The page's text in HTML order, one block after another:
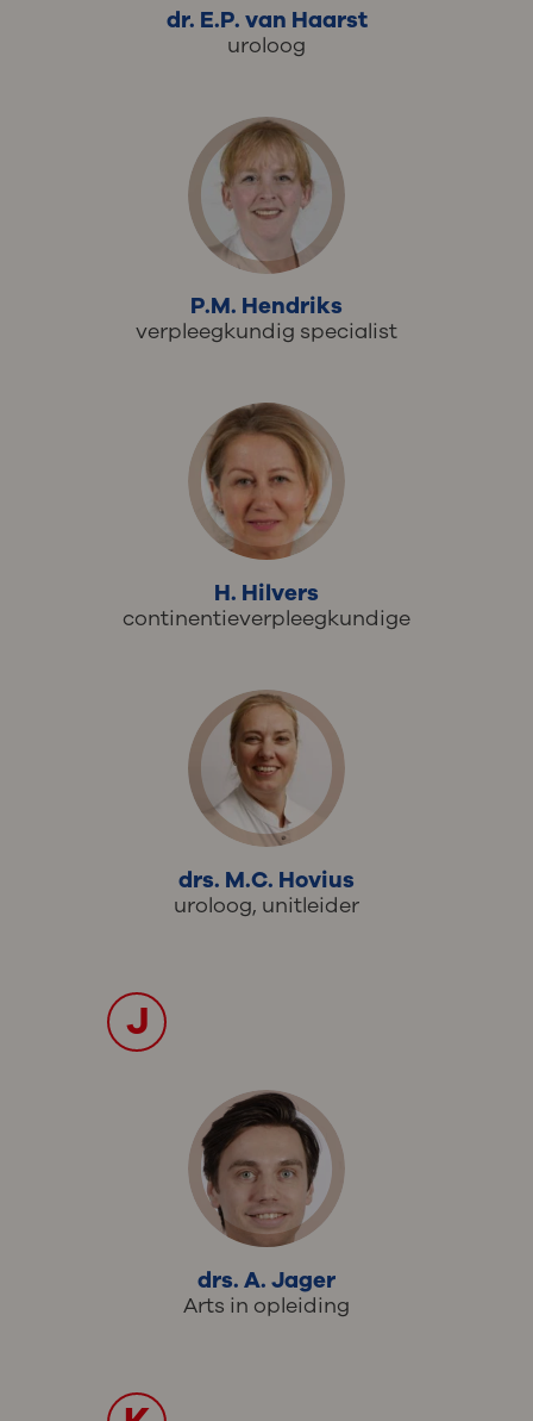
dr. E.P. van Haarst
uroloog
P.M. Hendriks
verpleegkundig specialist
H. Hilvers
continentieverpleegkundige
drs. M.C. Hovius
uroloog, unitleider
J
drs. A. Jager
Arts in opleiding